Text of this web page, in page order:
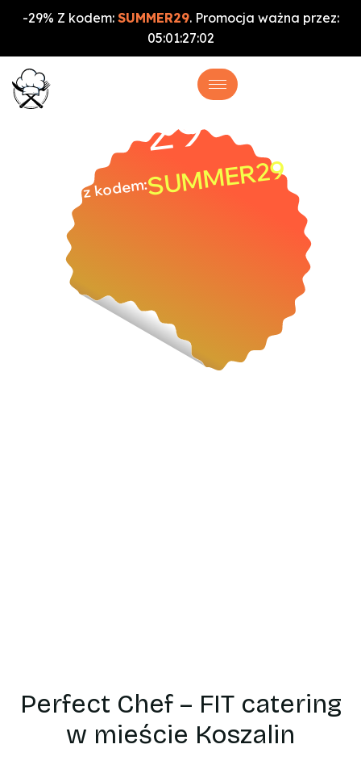
-29% Z kodem: SUMMER29. Promocja ważna przez:
05:01:27:01
-29%
z kodem:SUMMER29
Perfect Chef – FIT catering
w mieście Koszalin